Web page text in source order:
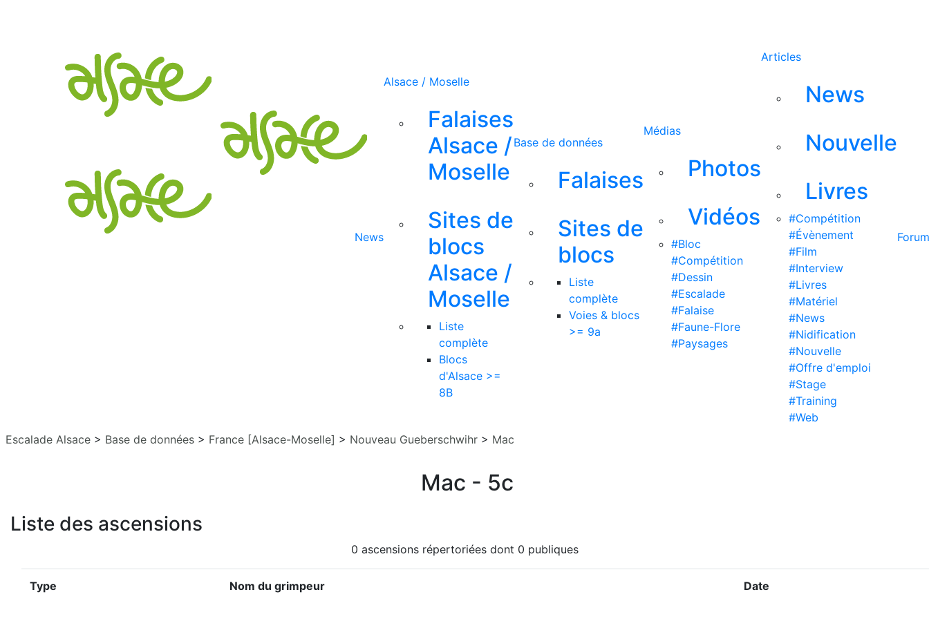
News
Alsace / Moselle
Falaises
Alsace /
Moselle
Sites de
blocs
Alsace /
Moselle
Liste
complète
Blocs
d'Alsace >=
8B
Base de données
Falaises
Sites de
blocs
Liste
complète
Voies & blocs
>= 9a
Médias
Photos
Vidéos
#Bloc
#Compétition
#Dessin
#Escalade
#Falaise
#Faune-Flore
#Paysages
Articles
News
Nouvelle
Livres
#Compétition
#Évènement
#Film
#Interview
#Livres
#Matériel
#News
#Nidification
#Nouvelle
#Offre d'emploi
#Stage
#Training
#Web
Forum
Escalade Alsace > Base de données > France [Alsace-Moselle] > Nouveau Gueberschwihr > Mac
Mac - 5c
Liste des ascensions
0 ascensions répertoriées dont 0 publiques
Type Nom du grimpeur Date